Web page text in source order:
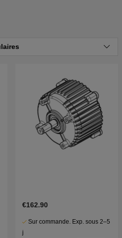
€162.90
Sur commande. Exp. sous 2–5
j